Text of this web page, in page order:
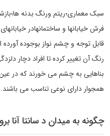
سبک معماری؛ریتم ورنگ بدنه
فرش خیابانها و ساختمانهادر
قابل توجه و چشم نواز بوجوده
رنگ آن تغییر کرده تا افراد دچار
بناهایی به چشم می خورند که در
همجوار دارای نوعی تناسب می باشند.
چگونه به میدان د سانتا آنا